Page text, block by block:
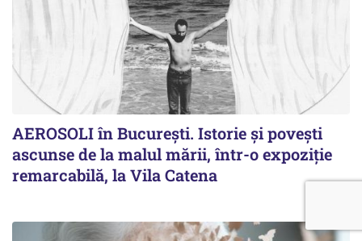
AEROSOLI în București. Istorie și povești
ascunse de la malul mării, într-o expoziție
remarcabilă, la Vila Catena